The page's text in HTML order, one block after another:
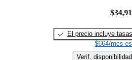
El precio incluye tasas
$664/mes
Verif. disponibilidad